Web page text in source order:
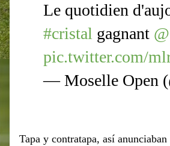
Le quotidien
#cristal gagnant
pic.twitter.com/
— Moselle Open
Tapa y contratapa, así